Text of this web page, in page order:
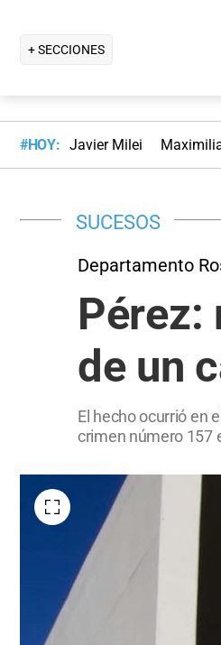
+ SECCIONES
#HOY: Javier Milei
SUCESOS
Departamento
Pérez:
de un
El hecho ocurrió en
crimen número 157